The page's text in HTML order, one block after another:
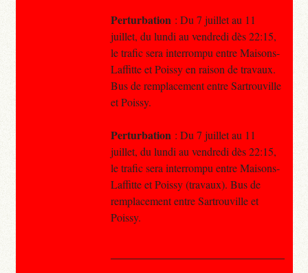
Perturbation : Du 7 juillet au 11
juillet, du lundi au vendredi dès 22:15,
le trafic sera interrompu entre Maisons-
Laffitte et Poissy en raison de travaux.
Bus de remplacement entre Sartrouville
et Poissy.
Perturbation : Du 7 juillet au 11
juillet, du lundi au vendredi dès 22:15,
le trafic sera interrompu entre Maisons-
Laffitte et Poissy (travaux). Bus de
remplacement entre Sartrouville et
Poissy.